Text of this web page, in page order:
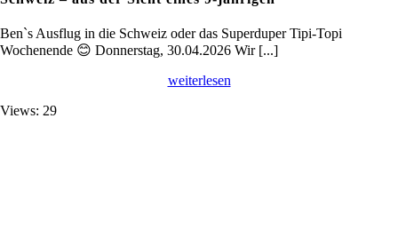
Ben`s Ausflug in die Schweiz oder das Superduper Tipi-Topi
Wochenende 😊 Donnerstag, 30.04.2026 Wir [...]
weiterlesen
Views: 29